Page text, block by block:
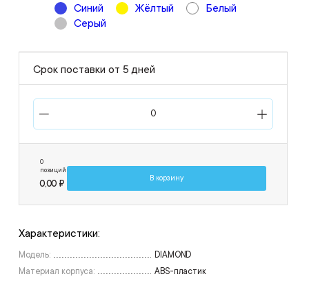
Синий
Жёлтый
Белый
Серый
Срок поставки от 5 дней
0
позиций
0,00 ₽
В корзину
Характеристики:
Модель:
DIAMOND
Материал корпуса:
ABS-пластик